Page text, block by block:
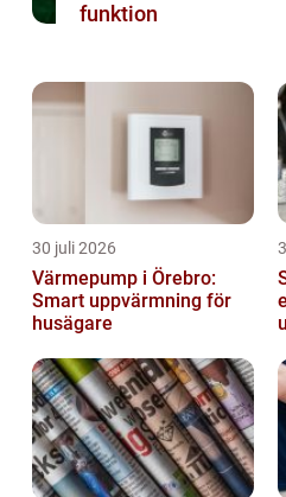
funktion
30 juli 2026
Värmepump i Örebro:
Smart uppvärmning för
husägare